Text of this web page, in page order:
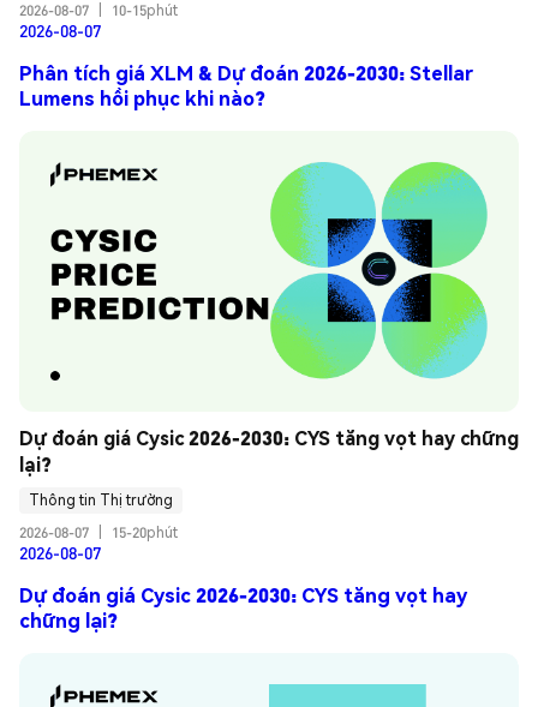
2026-08-07
10-15phút
2026-08-07
Phân tích giá XLM & Dự đoán 2026-2030: Stellar
Lumens hồi phục khi nào?
Dự đoán giá Cysic 2026-2030: CYS tăng vọt hay chững
lại?
Thông tin Thị trường
2026-08-07
15-20phút
2026-08-07
Dự đoán giá Cysic 2026-2030: CYS tăng vọt hay
chững lại?